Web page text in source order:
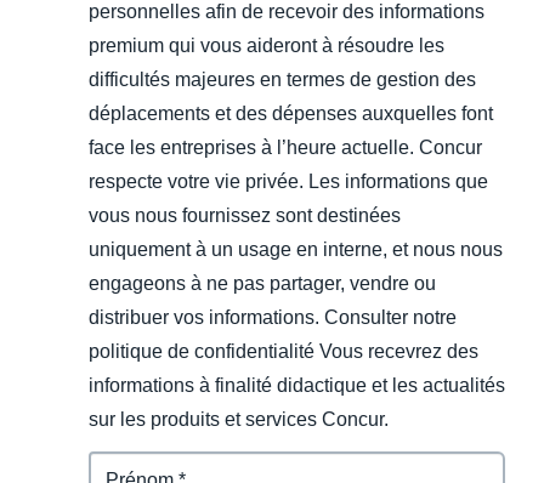
personnelles afin de recevoir des informations
premium qui vous aideront à résoudre les
difficultés majeures en termes de gestion des
déplacements et des dépenses auxquelles font
face les entreprises à l’heure actuelle. Concur
respecte votre vie privée. Les informations que
vous nous fournissez sont destinées
uniquement à un usage en interne, et nous nous
engageons à ne pas partager, vendre ou
distribuer vos informations. Consulter notre
politique de confidentialité Vous recevrez des
informations à finalité didactique et les actualités
sur les produits et services Concur.